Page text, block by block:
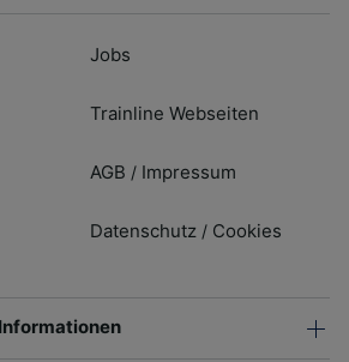
Jobs
Trainline Webseiten
AGB / Impressum
Datenschutz / Cookies